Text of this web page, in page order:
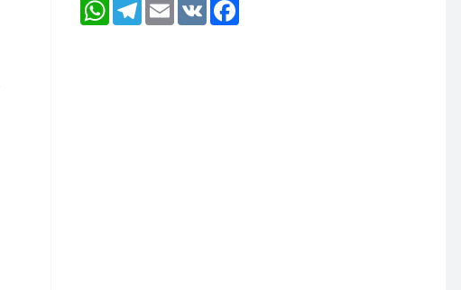
WhatsAppTelegramEmail VK